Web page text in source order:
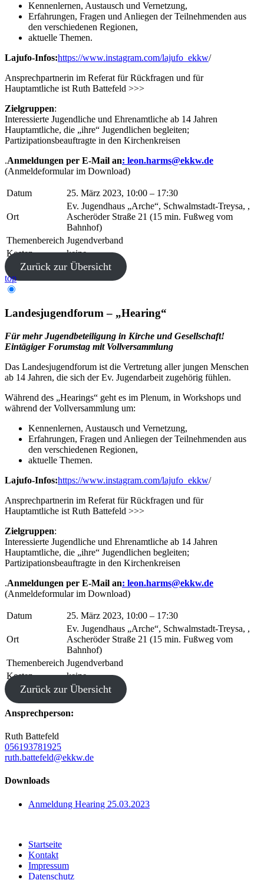
Kennenlernen, Austausch und Vernetzung,
Erfahrungen, Fragen und Anliegen der Teilnehmenden aus
den verschiedenen Regionen,
aktuelle Themen.
Lajufo-Infos:https://www.instagram.com/lajufo_ekkw/
Ansprechpartnerin im Referat für Rückfragen und für
Hauptamtliche ist Ruth Battefeld >>>
Zielgruppen:
Interessierte Jugendliche und Ehrenamtliche ab 14 Jahren
Hauptamtliche, die „ihre“ Jugendlichen begleiten;
Partizipationsbeauftragte in den Kirchenkreisen
.Anmeldungen per E-Mail an: leon.harms@ekkw.de
(Anmeldeformular im Download)
Datum 25. März 2023, 10:00 – 17:30
Ort
Ev. Jugendhaus „Arche“, Schwalmstadt-Treysa, ,
Ascheröder Straße 21 (15 min. Fußweg vom
Bahnhof)
Themenbereich Jugendverband
Kosten
keine
Zurück zur Übersicht
top
Landesjugendforum – „Hearing“
Für mehr Jugendbeteiligung in Kirche und Gesellschaft!
Eintägiger Forumstag mit Vollversammlung
Das Landesjugendforum ist die Vertretung aller jungen Menschen
ab 14 Jahren, die sich der Ev. Jugendarbeit zugehörig fühlen.
Während des „Hearings“ geht es im Plenum, in Workshops und
während der Vollversammlung um:
Kennenlernen, Austausch und Vernetzung,
Erfahrungen, Fragen und Anliegen der Teilnehmenden aus
den verschiedenen Regionen,
aktuelle Themen.
Lajufo-Infos:https://www.instagram.com/lajufo_ekkw/
Ansprechpartnerin im Referat für Rückfragen und für
Hauptamtliche ist Ruth Battefeld >>>
Zielgruppen:
Interessierte Jugendliche und Ehrenamtliche ab 14 Jahren
Hauptamtliche, die „ihre“ Jugendlichen begleiten;
Partizipationsbeauftragte in den Kirchenkreisen
.Anmeldungen per E-Mail an: leon.harms@ekkw.de
(Anmeldeformular im Download)
Datum 25. März 2023, 10:00 – 17:30
Ort
Ev. Jugendhaus „Arche“, Schwalmstadt-Treysa, ,
Ascheröder Straße 21 (15 min. Fußweg vom
Bahnhof)
Themenbereich Jugendverband
Kosten
keine
Zurück zur Übersicht
Ansprechperson:
Ruth Battefeld
056193781925
ruth.battefeld@ekkw.de
Downloads
Anmeldung Hearing 25.03.2023
Startseite
Kontakt
Impressum
Datenschutz